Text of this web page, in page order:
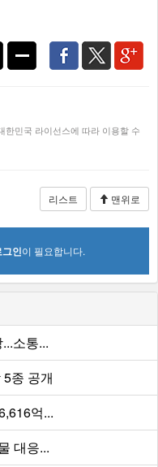
민국 라이선스에 따라 이용할 수
리스트 맨위로
그인이 필요합니다.
소통...
종 공개
억...
대응...